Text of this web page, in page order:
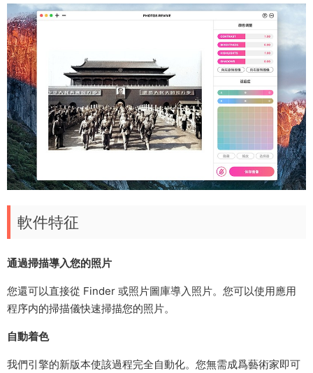
軟件特征
通過掃描導入您的照片
您還可以直接從 Finder 或照片圖庫導入照片。您可以使用應用
程序内的掃描儀快速掃描您的照片。
自動着色
我們引擎的新版本使該過程完全自動化。您無需成爲藝術家即可